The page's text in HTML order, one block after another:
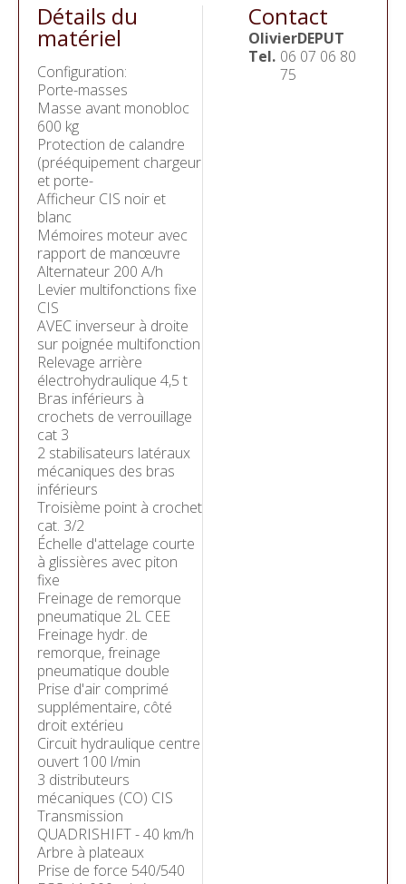
Détails du
matériel
Configuration:
Porte-masses
Masse avant monobloc
600 kg
Protection de calandre
(prééquipement chargeur
et porte-
Afficheur CIS noir et
blanc
Mémoires moteur avec
rapport de manœuvre
Alternateur 200 A/h
Levier multifonctions fixe
CIS
AVEC inverseur à droite
sur poignée multifonction
Relevage arrière
électrohydraulique 4,5 t
Bras inférieurs à
crochets de verrouillage
cat 3
2 stabilisateurs latéraux
mécaniques des bras
inférieurs
Troisième point à crochet
cat. 3/2
Échelle d'attelage courte
à glissières avec piton
fixe
Freinage de remorque
pneumatique 2L CEE
Freinage hydr. de
remorque, freinage
pneumatique double
Prise d'air comprimé
supplémentaire, côté
droit extérieu
Circuit hydraulique centre
ouvert 100 l/min
3 distributeurs
mécaniques (CO) CIS
Transmission
QUADRISHIFT - 40 km/h
Arbre à plateaux
Prise de force 540/540
Contact
OlivierDEPUT
Tel. 06 07 06 80
75